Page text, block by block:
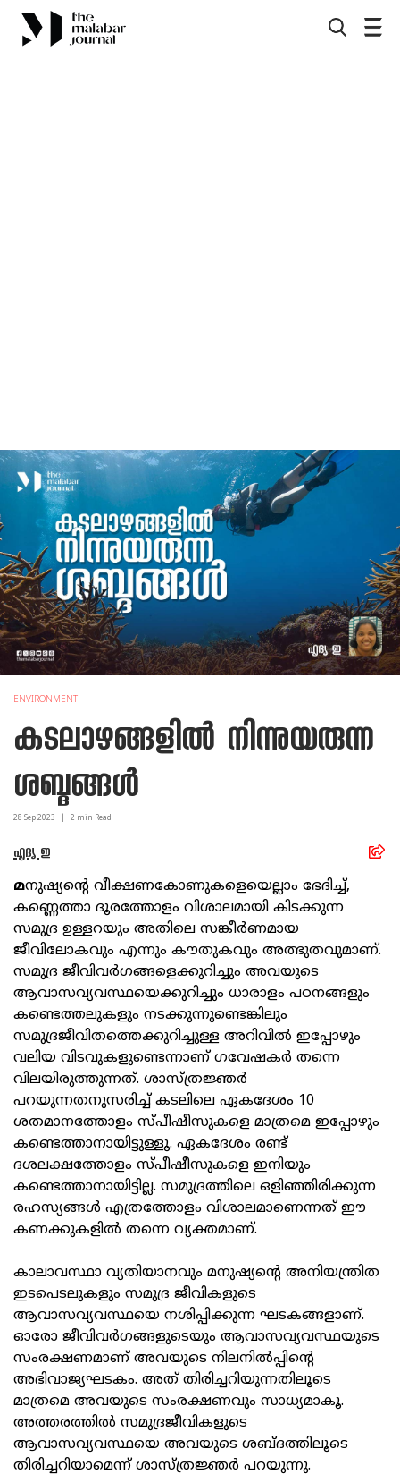
ENVIRONMENT
കടലാഴങ്ങളില്‍ നിന്നുയരുന്ന
ശബ്ദങ്ങള്‍
28 Sep 2023 2 min Read
ഹൃദ്യ ഇ
മനുഷ്യന്റെ വീക്ഷണകോണുകളെയെല്ലാം ഭേദിച്ച്,
കണ്ണെത്താ ദൂരത്തോളം വിശാലമായി കിടക്കുന്ന
സമുദ്ര ഉള്ളറയും അതിലെ സങ്കീര്‍ണമായ
ജീവിലോകവും എന്നും കൗതുകവും അത്ഭുതവുമാണ്.
സമുദ്ര ജീവിവര്‍ഗങ്ങളെക്കുറിച്ചും അവയുടെ
ആവാസവ്യവസ്ഥയെക്കുറിച്ചും ധാരാളം പഠനങ്ങളും
കണ്ടെത്തലുകളും നടക്കുന്നുണ്ടെങ്കിലും
സമുദ്രജീവിതത്തെക്കുറിച്ചുള്ള അറിവില്‍ ഇപ്പോഴും
വലിയ വിടവുകളുണ്ടെന്നാണ് ഗവേഷകര്‍ തന്നെ
വിലയിരുത്തുന്നത്. ശാസ്ത്രജ്ഞര്‍
പറയുന്നതനുസരിച്ച് കടലിലെ ഏകദേശം 10
ശതമാനത്തോളം സ്പീഷീസുകളെ മാത്രമെ ഇപ്പോഴും
കണ്ടെത്താനായിട്ടുള്ളൂ. ഏകദേശം രണ്ട്
ദശലക്ഷത്തോളം സ്പീഷീസുകളെ ഇനിയും
കണ്ടെത്താനായിട്ടില്ല. സമുദ്രത്തിലെ ഒളിഞ്ഞിരിക്കുന്ന
രഹസ്യങ്ങള്‍ എത്രത്തോളം വിശാലമാണെന്നത് ഈ
കണക്കുകളില്‍ തന്നെ വ്യക്തമാണ്.
കാലാവസ്ഥാ വ്യതിയാനവും മനുഷ്യന്റെ അനിയന്ത്രിത
ഇടപെടലുകളും സമുദ്ര ജീവികളുടെ
ആവാസവ്യവസ്ഥയെ നശിപ്പിക്കുന്ന ഘടകങ്ങളാണ്.
ഓരോ ജീവിവര്‍ഗങ്ങളുടെയും ആവാസവ്യവസ്ഥയുടെ
സംരക്ഷണമാണ് അവയുടെ നിലനില്‍പ്പിന്റെ
അഭിവാജ്യഘടകം. അത് തിരിച്ചറിയുന്നതിലൂടെ
മാത്രമെ അവയുടെ സംരക്ഷണവും സാധ്യമാകൂ.
അത്തരത്തില്‍ സമുദ്രജീവികളുടെ
ആവാസവ്യവസ്ഥയെ അവയുടെ ശബ്ദത്തിലൂടെ
തിരിച്ചറിയാമെന്ന് ശാസ്ത്രജ്ഞര്‍ പറയുന്നു.